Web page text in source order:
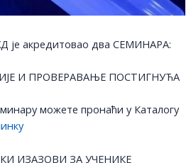
је акредитовао два СЕМИНАРА:
И ПРОВЕРАВАЊЕ ПОСТИГНУЋА
можете пронаћи у Каталогу
ИЗАЗОВИ ЗА УЧЕНИКЕ